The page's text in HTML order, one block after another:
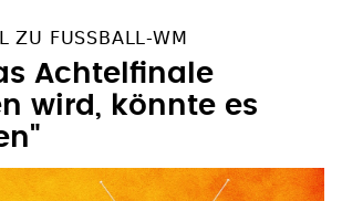
ZU FUSSBALL-WM
Achtelfinale
wird, könnte es